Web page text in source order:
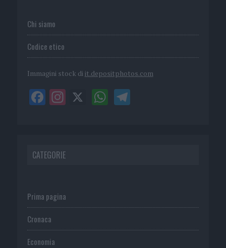
Chi siamo
Codice etico
Immagini stock di it.depositphotos.com
CATEGORIE
Prima pagina
Cronaca
Economia